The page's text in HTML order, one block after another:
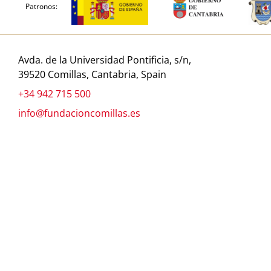
Patronos:
Avda. de la Universidad Pontificia, s/n,
39520 Comillas, Cantabria, Spain
+34 942 715 500
info@fundacioncomillas.es